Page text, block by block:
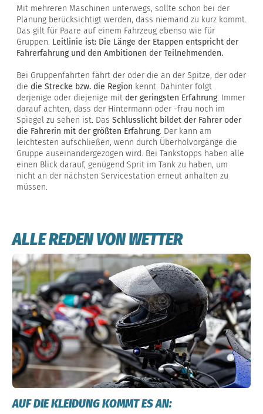
Mit mehreren Maschinen unterwegs, sollte schon bei der
Planung berücksichtigt werden, dass niemand zu kurz kommt.
Das gilt für Paare auf einem Fahrzeug ebenso wie für
Gruppen. Leitlinie ist: Die Länge der Etappen entspricht der
Fahrerfahrung und den Ambitionen der Teilnehmenden.
Bei Gruppenfahrten fährt der oder die an der Spitze, der oder
die die Strecke bzw. die Region kennt. Dahinter folgt
derjenige oder diejenige mit der geringsten Erfahrung. Immer
darauf achten, dass der Hintermann oder -frau noch im
Spiegel zu sehen ist. Das Schlusslicht bildet der Fahrer oder
die Fahrerin mit der größten Erfahrung. Der kann am
leichtesten aufschließen, wenn durch Überholvorgänge die
Gruppe auseinandergezogen wird. Bei Tankstopps haben alle
einen Blick darauf, genügend Sprit im Tank zu haben, um
nicht an der nächsten Servicestation erneut anhalten zu
müssen.
ALLE REDEN VON WETTER
AUF DIE KLEIDUNG KOMMT ES AN: